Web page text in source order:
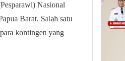
Nasional
Barat. Salah satu
kontingen yang